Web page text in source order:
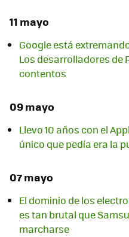
11 mayo
Google está
Los desarrolladores de
contentos
09 mayo
Llevo 10 años con el
único que pedía era la
07 mayo
El dominio de los
es tan brutal que
marcharse